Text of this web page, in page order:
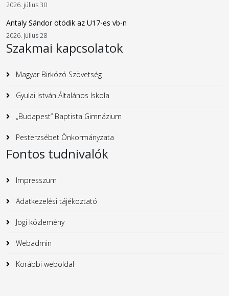
2026. július 30
Antaly Sándor ötödik az U17-es vb-n
2026. július 28
Szakmai kapcsolatok
Magyar Birkózó Szövetség
Gyulai István Általános Iskola
„Budapest” Baptista Gimnázium
Pesterzsébet Önkormányzata
Fontos tudnivalók
Impresszum
Adatkezelési tájékoztató
Jogi közlemény
Webadmin
Korábbi weboldal